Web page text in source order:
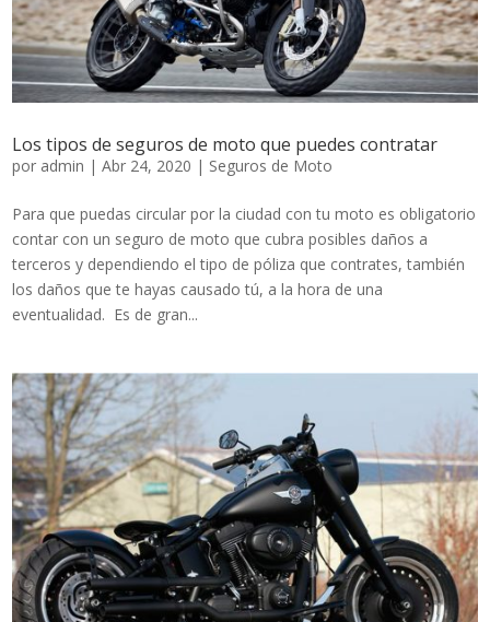
Los tipos de seguros de moto que puedes contratar
por admin |Abr 24, 2020 | Seguros de Moto
Para que puedas circular por la ciudad con tu moto es obligatorio
contar con un seguro de moto que cubra posibles daños a
terceros y dependiendo el tipo de póliza que contrates, también
los daños que te hayas causado tú, a la hora de una
eventualidad. Es de gran...